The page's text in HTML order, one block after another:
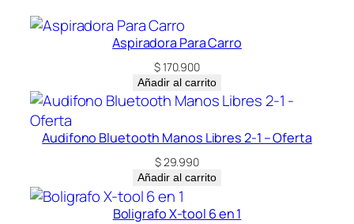
Aspiradora Para Carro
$170.900
Añadir al carrito
Audifono Bluetooth Manos Libres 2-1 – Oferta
$29.990
Añadir al carrito
Boligrafo X-tool 6 en 1